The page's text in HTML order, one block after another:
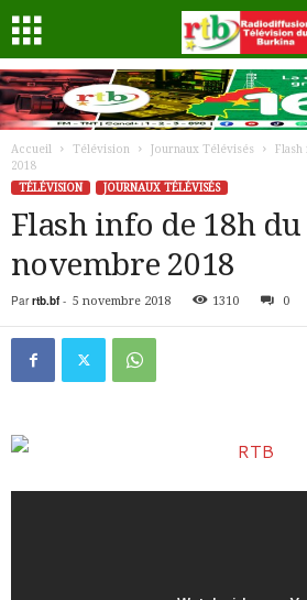
Accueil Télévision Journaux Télévisés
2018
TÉLÉVISION
JOURNAUX TÉLÉVISÉS
Flash info de 18h du
novembre 2018
Par rtb.bf- 5 novembre 2018 1310 0